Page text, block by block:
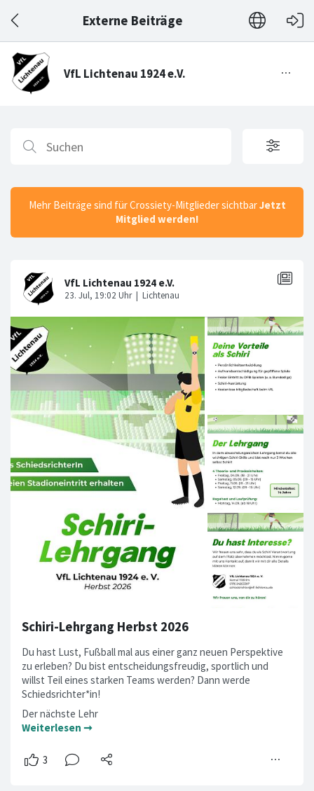
Externe Beiträge
Mehr Beiträge sind für Crossiety-Mitglieder sichtbarJetzt
Mitglied werden!
Schiri-Lehrgang Herbst 2026
Du hast Lust, Fußball mal aus einer ganz neuen Perspektive
zu erleben? Du bist entscheidungsfreudig, sportlich und
willst Teil eines starken Teams werden? Dann werde
Schiedsrichter*in!
Der nächste Lehr
Weiterlesen ➞